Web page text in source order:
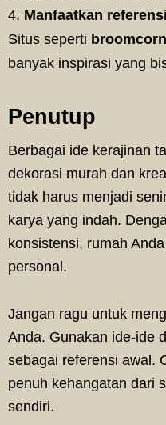
Manfaatkan
Situs seperti
banyak inspirasi yang
Penutup
Berbagai ide kerajinan
dekorasi murah dan
tidak harus menjadi
karya yang indah.
konsistensi, rumah
personal.
Jangan ragu untuk
Anda. Gunakan ide-ide
sebagai referensi awal.
penuh kehangatan dari
sendiri.